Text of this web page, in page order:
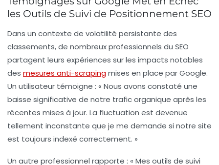
les Outils de Suivi de Positionnement SEO
Dans un contexte de volatilité persistante des
classements, de nombreux professionnels du SEO
partagent leurs expériences sur les impacts notables
des mesures anti-scrapingmises en place par Google.
Un utilisateur témoigne : « Nous avons constaté une
baisse significative de notre trafic organique après les
récentes mises à jour. La fluctuation est devenue
tellement inconstante que je me demande si notre site
est toujours indexé correctement. »
Un autre professionnel rapporte : « Mes outils de suivi